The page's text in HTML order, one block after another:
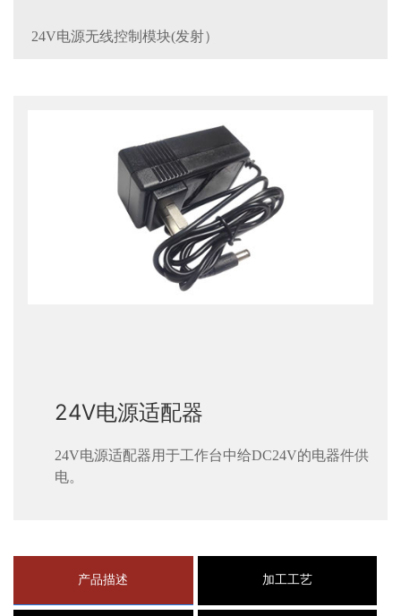
24V电源无线控制模块(发射）
24V电源适配器
24V电源适配器用于工作台中给DC24V的电器件供
电。
产品描述 加工工艺